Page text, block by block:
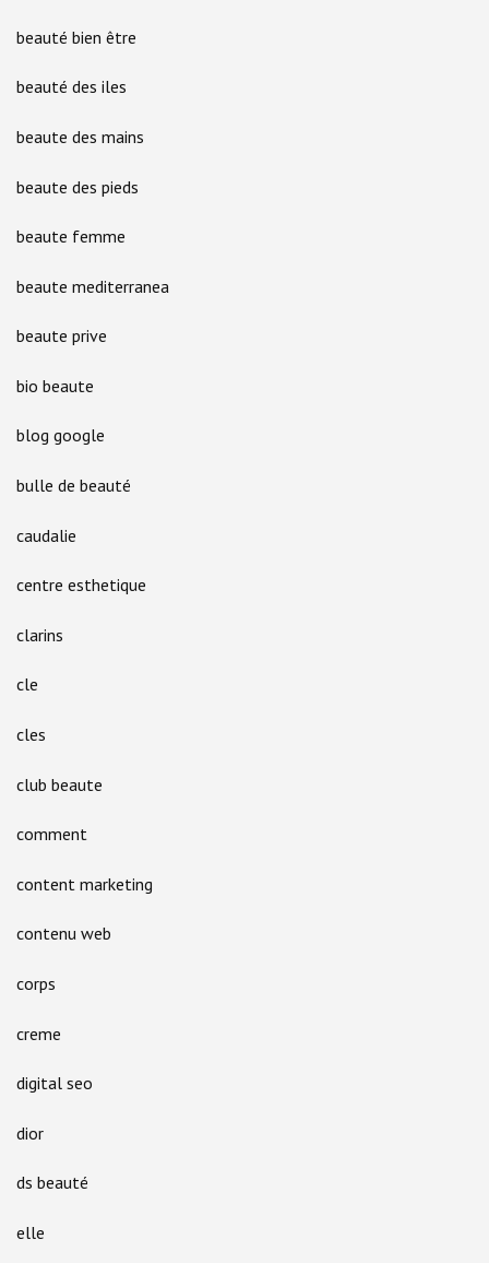
beauté bien être
beauté des iles
beaute des mains
beaute des pieds
beaute femme
beaute mediterranea
beaute prive
bio beaute
blog google
bulle de beauté
caudalie
centre esthetique
clarins
cle
cles
club beaute
comment
content marketing
contenu web
corps
creme
digital seo
dior
ds beauté
elle